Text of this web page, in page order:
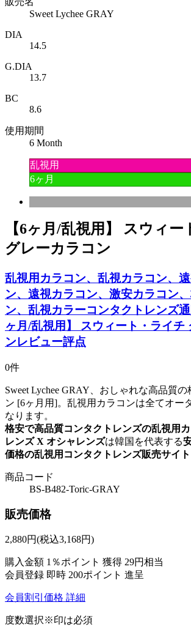
Sweet Lychee GRAY
DIA
14.5
G.DIA
13.7
BC
8.6
使用期間
6 Month
乱視用
6ヶ月
【6ヶ月/乱視用】 スウィー
グレーカラコン
乱視用カラコン、乱視カラコン、
ン、遠視カラコン、激安カラコン
ン、乱視カラーコンタクトレンズ
ヶ月/乱視用】 スウィート・ライチ
ンレビュー評点
0件
Sweet Lychee GRAY、おしゃれな高品質
ン [6ヶ月用]。乱視用カラコンは全てオー
なります。
格安で高品質コンタクトレンズの乱視用
レンズ X オシャレンズは韓国を代表する
価格の乱視用コンタクトレンズ販売サイト
商品コード
BS-B482-Toric-GRAY
販売価格
2,880円(税込3,168円)
購入金額 1％ポイント 獲得 29円相当
会員登録 即時 200ポイント 進呈
会員割引価格 詳細
度数選択※印は必須